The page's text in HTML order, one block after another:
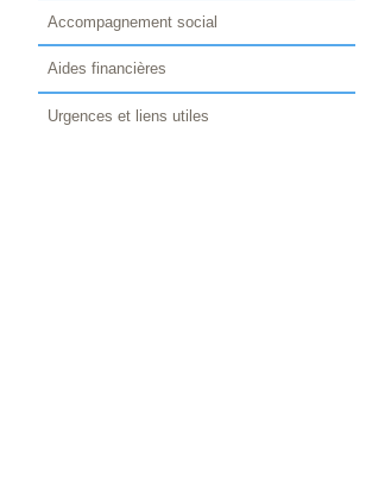
Accompagnement social
Aides financières
Urgences et liens utiles